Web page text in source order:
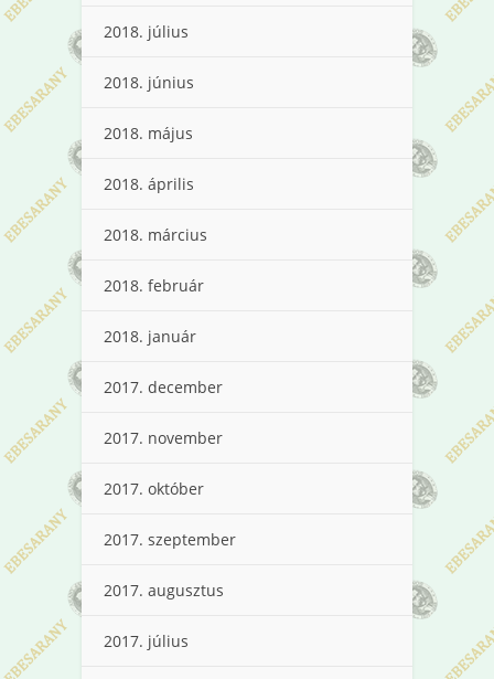
2018. július
2018. június
2018. május
2018. április
2018. március
2018. február
2018. január
2017. december
2017. november
2017. október
2017. szeptember
2017. augusztus
2017. július